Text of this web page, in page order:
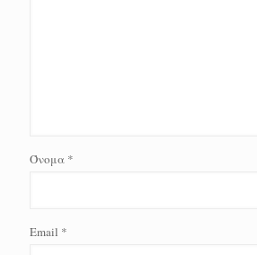
Όνομα *
Email *